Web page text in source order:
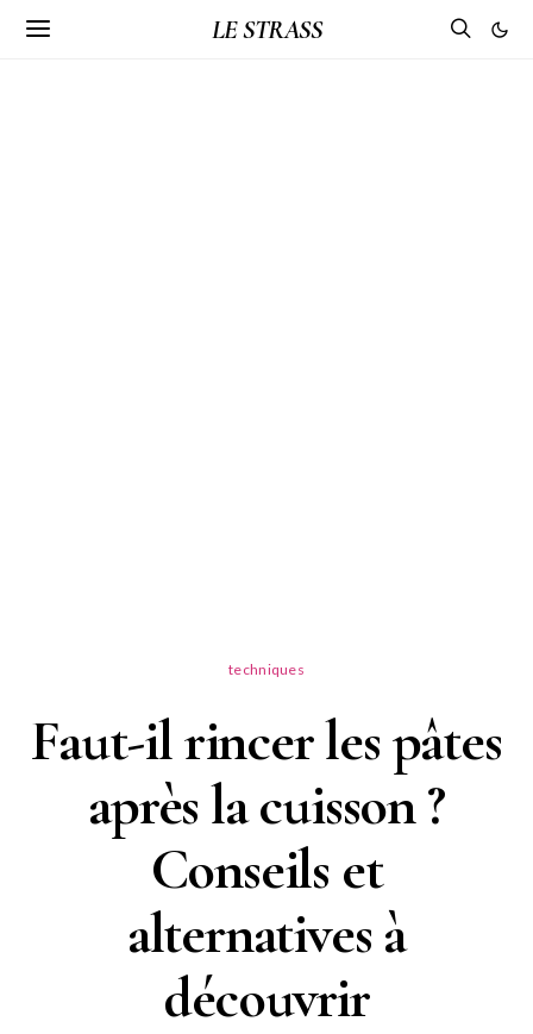
LE STRASS
techniques
Faut-il rincer les pâtes
après la cuisson ?
Conseils et
alternatives à
découvrir